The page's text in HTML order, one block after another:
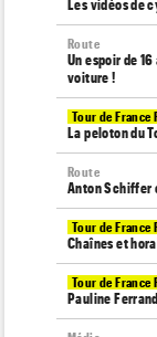
Les vidéos de
Route
Un espoir de
voiture !
Tour de France
La peloton du
Route
Anton Schiffer
Tour de France
Chaînes et
Tour de France
Pauline